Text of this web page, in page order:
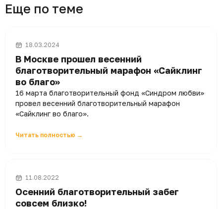
Еще по теме
18.03.2024
В Москве прошел весенний
благотворительный марафон «Сайклинг
во благо»
16 марта благотворительный фонд «Синдром любви»
провел весенний благотворительный марафон
«Сайклинг во благо».
Читать полностью →
11.08.2022
Осенний благотворительный забег
совсем близко!